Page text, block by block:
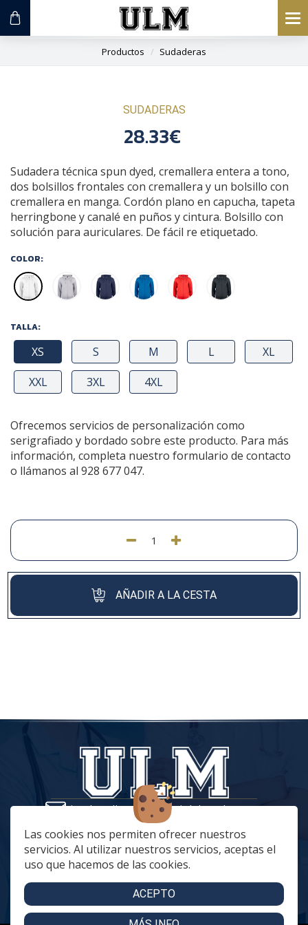
Las cookies nos permiten ofrecer nuestros
servicios. Al utilizar nuestros servicios, aceptas el
uso que hacemos de las cookies.
ACEPTO
Productos Sudaderas
SUDADERAS
28.33€
Sudadera técnica spun dyed, cremallera entera a tono,
dos bolsillos frontales con cremallera y un bolsillo con
cremallera en manga. Cordón plano en capucha, tapeta
herringbone y canalé en puños y cintura. Bolsillo con
solución para auriculares. De fácil re etiquetado.
COLOR:
TALLA:
XS S M L
XL
XXL
3XL 4XL
Ofrecemos servicios de personalización como
serigrafiado y bordado sobre este producto. Para más
información, completa nuestro formulario de contacto
o llámanos al 928 677 047.
AÑADIR A LA CESTA
tiendaonline@vestuariolaboralmc.com
928 67 70 47
lunes a Jueves: 8:00 a 16:00 | viernes: 8:00 a 15:00
C. Betania, 57, 35018 Las Palmas de Gran Canaria
C. Archivero Joaquín Blanco Montesdeoca, 20